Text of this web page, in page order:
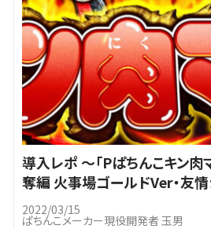
導入レポ ～「Pぱちんこキン
奪編 火事場ゴールドVer・友
2022/03/15
ぱちんこメーカー現役開発者 玉男